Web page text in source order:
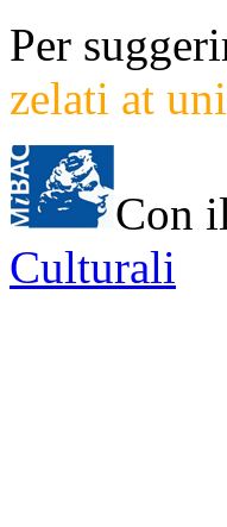
Per
zelati at
Con
Culturali